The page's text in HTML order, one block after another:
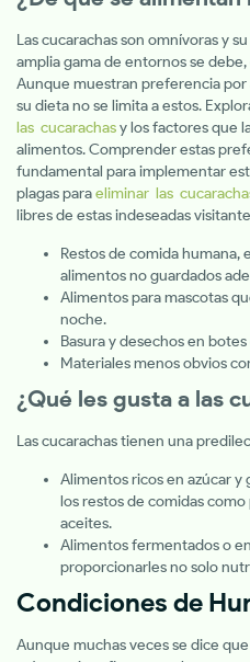
Las cucarachas son omnívoras y
amplia gama de entornos se
Aunque muestran preferencia
su dieta no se limita a estos.
las cucarachasy los factores que
alimentos. Comprender estas
fundamental para implementar
plagas paraeliminar las
libres de estas indeseadas
Restos de comida humana,
alimentos no guardados
Alimentos para mascotas
noche.
Basura y desechos en
Materiales menos obvios
¿Qué les gusta a las
Las cucarachas tienen una
Alimentos ricos en azúcar
los restos de comidas
aceites.
Alimentos fermentados o
proporcionarles no solo
Condiciones de
Aunque muchas veces se dice